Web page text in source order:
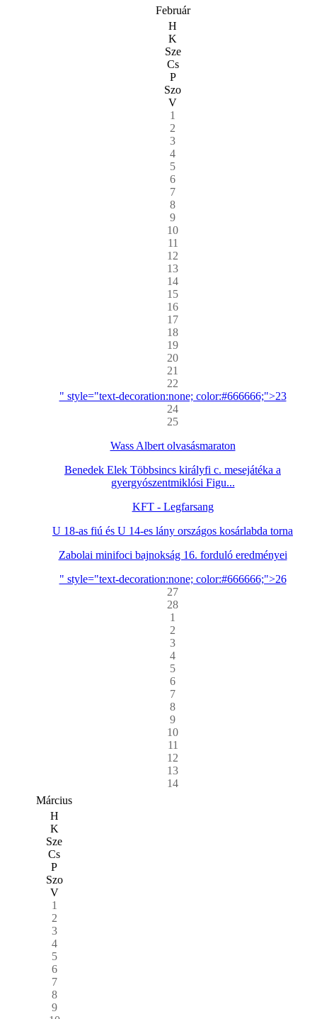
Február
H
K
Sze
Cs
P
Szo
V
1
2
3
4
5
6
7
8
9
10
11
12
13
14
15
16
17
18
19
20
21
22
" style="text-decoration:none; color:#666666;">23
24
25
Wass Albert olvasásmaraton
Benedek Elek Többsincs királyfi c. mesejátéka a
gyergyószentmiklósi Figu...
KFT - Legfarsang
U 18-as fiú és U 14-es lány országos kosárlabda torna
Zabolai minifoci bajnokság 16. forduló eredményei
" style="text-decoration:none; color:#666666;">26
27
28
1
2
3
4
5
6
7
8
9
10
11
12
13
14
Március
H
K
Sze
Cs
P
Szo
V
1
2
3
4
5
6
7
8
9